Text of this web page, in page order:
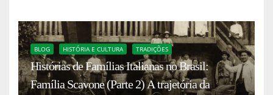
BLOG HISTÓRIA E CULTURA TRADIÇÕES
Histórias de Famílias Italianas no Brasil:
Família Scavone (Parte 2) A trajetória da